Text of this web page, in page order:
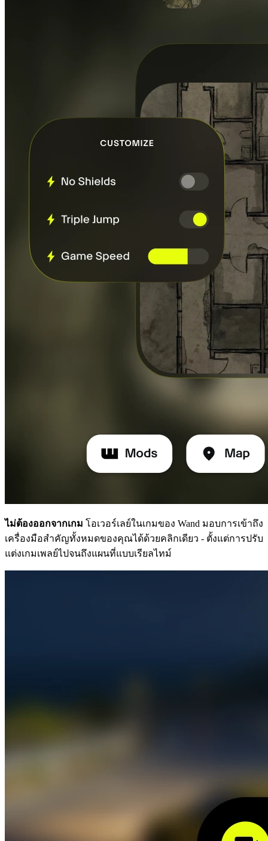
ไม่ต้องออกจากเกม โอเวอร์เลย์ในเกมของ Wand มอบการเข้าถึง
เครื่องมือสำคัญทั้งหมดของคุณได้ด้วยคลิกเดียว - ตั้งแต่การปรับ
แต่งเกมเพลย์ไปจนถึงแผนที่แบบเรียลไทม์